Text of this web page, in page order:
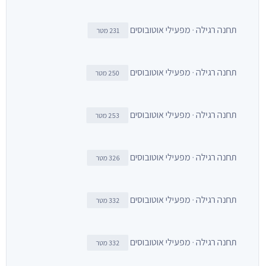
תחנה רגילה · מפעילי אוטובוסים 231 מטר
תחנה רגילה · מפעילי אוטובוסים 250 מטר
תחנה רגילה · מפעילי אוטובוסים 253 מטר
תחנה רגילה · מפעילי אוטובוסים 326 מטר
תחנה רגילה · מפעילי אוטובוסים 332 מטר
תחנה רגילה · מפעילי אוטובוסים 332 מטר